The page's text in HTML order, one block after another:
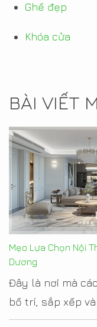
Ghế đẹp
Khóa cửa
BÀI VIẾT
Mẹo Lựa Chọn Nội
Dương
Đây là nơi mà
bố trí, sắp xếp